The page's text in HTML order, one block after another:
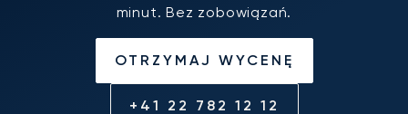
minut. Bez zobowiązań.
OTRZYMAJ WYCENĘ
+41 22 782 12 12